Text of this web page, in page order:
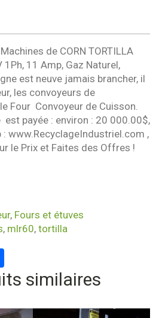
de CORN TORTILLA
11 Amp, Gaz Naturel,
est neuve jamais brancher, il
les convoyeurs de
Four Convoyeur de Cuisson.
est payée : environ : 20 000.00$,
: www.RecyclageIndustriel.com ,
le Prix et Faites des Offres !
, Fours et étuves
, mlr60, tortilla
similaires